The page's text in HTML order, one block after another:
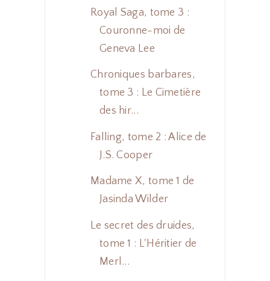
Royal Saga, tome 3 :
Couronne-moi de
Geneva Lee
Chroniques barbares,
tome 3 : Le Cimetière
des hir...
Falling, tome 2 : Alice de
J.S. Cooper
Madame X, tome 1 de
Jasinda Wilder
Le secret des druides,
tome 1 : L'Héritier de
Merl...